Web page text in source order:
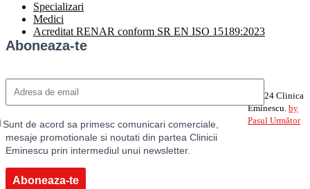
Specializari
Medici
Acreditat RENAR conform SR EN ISO 15189:2023
Aboneaza-te
Sunt de acord sa primesc comunicari comerciale,
mesaje promotionale si noutati din partea Clinicii
Eminescu prin intermediul unui newsletter.
Aboneaza-te
©2024 Clinica
Eminescu. by
Pasul Următor